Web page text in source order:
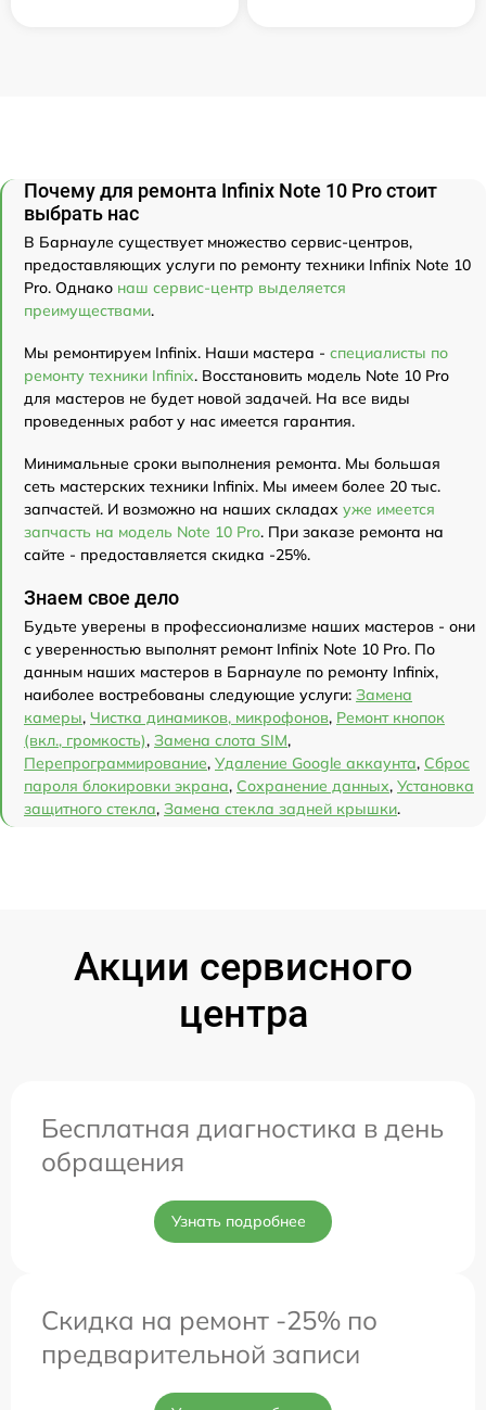
Почему для ремонта Infinix Note 10 Pro стоит
выбрать нас
В Барнауле существует множество сервис-центров,
предоставляющих услуги по ремонту техники Infinix Note 10
Pro. Однако наш сервис-центр выделяется
преимуществами.
Мы ремонтируем Infinix. Наши мастера - специалисты по
ремонту техники Infinix. Восстановить модель Note 10 Pro
для мастеров не будет новой задачей. На все виды
проведенных работ у нас имеется гарантия.
Минимальные сроки выполнения ремонта. Мы большая
сеть мастерских техники Infinix. Мы имеем более 20 тыс.
запчастей. И возможно на наших складах уже имеется
запчасть на модель Note 10 Pro. При заказе ремонта на
сайте - предоставляется скидка -25%.
Знаем свое дело
Будьте уверены в профессионализме наших мастеров - они
с уверенностью выполнят ремонт Infinix Note 10 Pro. По
данным наших мастеров в Барнауле по ремонту Infinix,
наиболее востребованы следующие услуги: Замена
камеры, Чистка динамиков, микрофонов, Ремонт кнопок
(вкл., громкость), Замена слота SIM,
Перепрограммирование, Удаление Google аккаунта, Сброс
пароля блокировки экрана, Сохранение данных, Установка
защитного стекла, Замена стекла задней крышки.
Акции сервисного
центра
Бесплатная диагностика в день
обращения
Узнать подробнее
Скидка на ремонт -25% по
предварительной записи